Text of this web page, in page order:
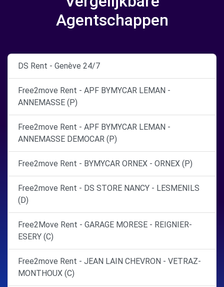
Agentschappen
DS Rent - Genève 24/7
Free2move Rent - APF BYMYCAR LEMAN -
ANNEMASSE (P)
Free2move Rent - APF BYMYCAR LEMAN -
ANNEMASSE DEMOCAR (P)
Free2move Rent - BYMYCAR ORNEX - ORNEX (P)
Free2move Rent - DS STORE NANCY - LESMENILS
(D)
Free2Move Rent - GARAGE MORESE - REIGNIER-
ESERY (C)
Free2move Rent - JEAN LAIN CHEVRON - VETRAZ-
MONTHOUX (C)